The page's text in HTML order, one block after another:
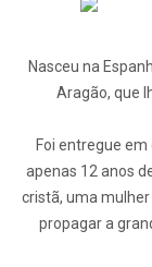
Nasceu na
Aragão, que
Foi entregue
apenas 12 anos
cristã, uma
propagar a